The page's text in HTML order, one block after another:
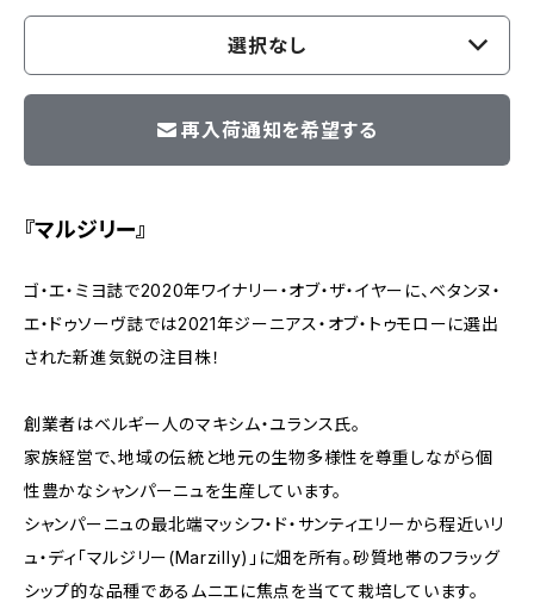
選択なし
再入荷通知を希望する
『マルジリー』
ゴ・エ・ミヨ誌で2020年ワイナリー・オブ・ザ・イヤーに、ベタンヌ・
エ・ドゥソーヴ誌では2021年ジーニアス・オブ・トゥモローに選出
された新進気鋭の注目株！
創業者はベルギー人のマキシム・ユランス氏。
家族経営で、地域の伝統と地元の生物多様性を尊重しながら個
性豊かなシャンパーニュを生産しています。
シャンパーニュの最北端マッシフ・ド・サンティエリーから程近いリ
ュ・ディ「マルジリー(Marzilly)」に畑を所有。砂質地帯のフラッグ
シップ的な品種であるムニエに焦点を当てて栽培しています。